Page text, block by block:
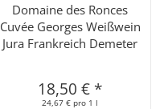
Domaine des Ronces
Cuvée Georges Weißwein
Jura Frankreich Demeter
18,50 € *
24,67 € pro 1 l